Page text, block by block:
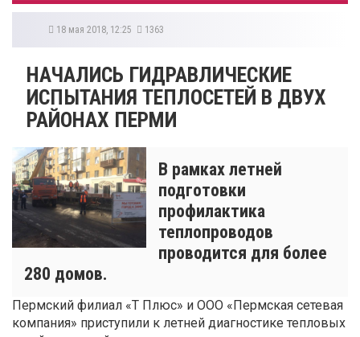
18 мая 2018, 12:25 1363
НАЧАЛИСЬ ГИДРАВЛИЧЕСКИЕ
ИСПЫТАНИЯ ТЕПЛОСЕТЕЙ В ДВУХ
РАЙОНАХ ПЕРМИ
В рамках летней
подготовки
профилактика
теплопроводов
проводится для более
280 домов.
Пермский филиал «Т Плюс» и ООО «Пермская сетевая
компания» приступили к летней диагностике тепловых